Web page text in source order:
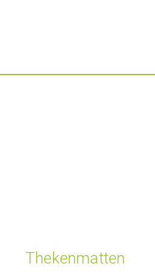
Thekenmatten